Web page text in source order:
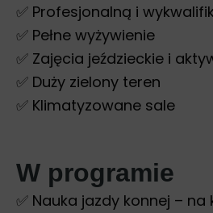
✅ Profesjonalną i
✅ Pełne wyżywienie
✅ Zajęcia jeździeckie i
✅ Duży zielony teren
✅ Klimatyzowane sale
W programie
✅ Nauka jazdy konnej –